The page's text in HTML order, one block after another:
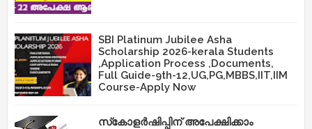
SBI Platinum Jubilee Asha
Scholarship 2026-kerala Students
,Application Process ,Documents,
Full Guide-9th-12,UG,PG,MBBS,IIT,IIM
Course-Apply Now
സ്‌കോളർഷിപ്പിന് അപേക്ഷിക്കാം